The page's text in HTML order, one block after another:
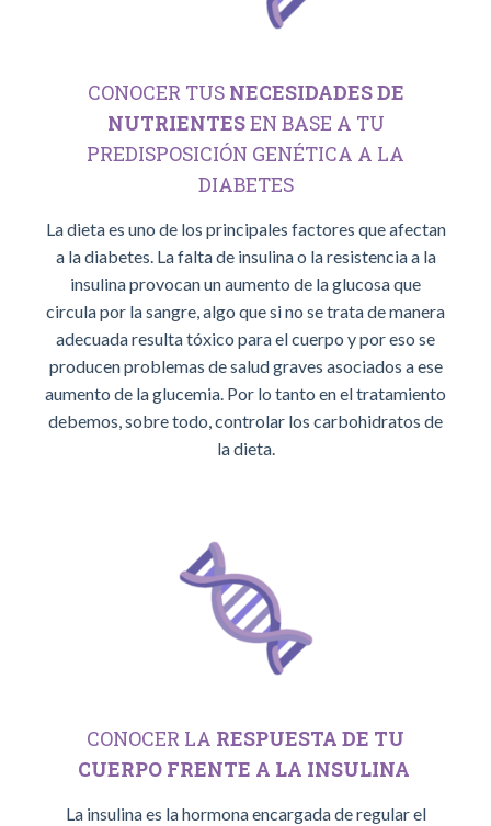
CONOCER TUS NECESIDADES DE
NUTRIENTESEN BASE A TU
PREDISPOSICIÓN GENÉTICA A LA
DIABETES
La dieta es uno de los principales factores que afectan
a la diabetes. La falta de insulina o la resistencia a la
insulina provocan un aumento de la glucosa que
circula por la sangre, algo que si no se trata de manera
adecuada resulta tóxico para el cuerpo y por eso se
producen problemas de salud graves asociados a ese
aumento de la glucemia. Por lo tanto en el tratamiento
debemos, sobre todo, controlar los carbohidratos de
la dieta.
CONOCER LA RESPUESTA DE TU
CUERPO FRENTE A LA INSULINA
La insulina es la hormona encargada de regular el